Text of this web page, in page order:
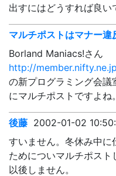
出すにはどうすれば良い
マルチポストはマナー違
Borland Maniacs!さん
http://
の新プログラミング会
にマルチポストですよね。
後藤 2002-01-02
すいません。冬休み中に
ためについマルチポスト
以後しません。